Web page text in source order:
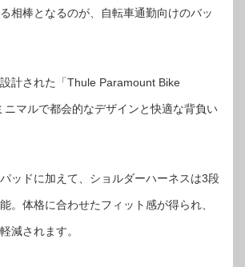
相棒となるのが、自転車通勤向けのバッ
計された「Thule Paramount Bike
マルで都会的なデザインと快適な背負い
ッドに加えて、ショルダーハーネスは3段
。体格に合わせたフィット感が得られ、
減されます。